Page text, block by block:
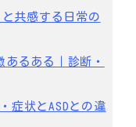
と共感する日常の
るある｜診断・
症状とASDとの違